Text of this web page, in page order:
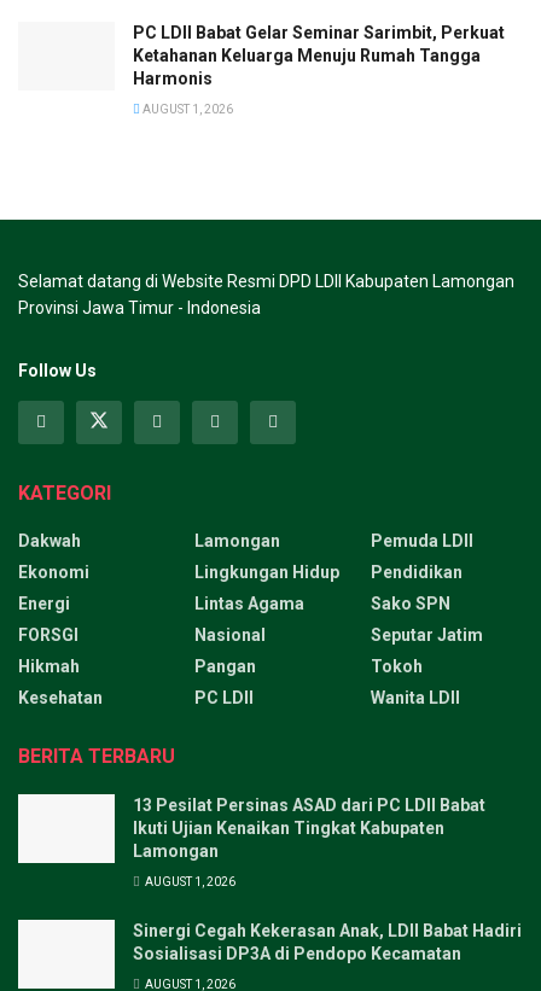
PC LDII Babat Gelar Seminar Sarimbit, Perkuat
Ketahanan Keluarga Menuju Rumah Tangga
Harmonis
AUGUST 1, 2026
Selamat datang di Website Resmi DPD LDII Kabupaten Lamongan
Provinsi Jawa Timur - Indonesia
Follow Us
KATEGORI
Dakwah
Ekonomi
Energi
FORSGI
Hikmah
Kesehatan
Lamongan
Lingkungan Hidup
Lintas Agama
Nasional
Pangan
PC LDII
Pemuda LDII
Pendidikan
Sako SPN
Seputar Jatim
Tokoh
Wanita LDII
BERITA TERBARU
13 Pesilat Persinas ASAD dari PC LDII Babat
Ikuti Ujian Kenaikan Tingkat Kabupaten
Lamongan
AUGUST 1, 2026
Sinergi Cegah Kekerasan Anak, LDII Babat Hadiri
Sosialisasi DP3A di Pendopo Kecamatan
AUGUST 1, 2026